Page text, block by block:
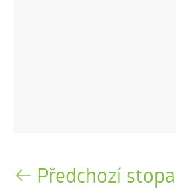
Předchozí stopa